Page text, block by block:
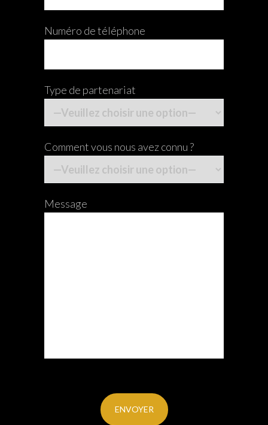
Numéro de téléphone
Type de partenariat
Comment vous nous avez connu ?
Message